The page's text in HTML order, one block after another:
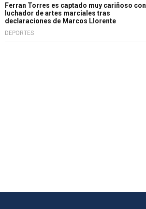
Ferran Torres es captado muy cariñoso con
luchador de artes marciales tras
declaraciones de Marcos Llorente
DEPORTES